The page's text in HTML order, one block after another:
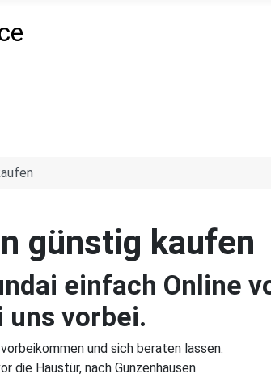
günstig kaufen
einfach Online
uns vorbei.
und sich beraten lassen.
die Haustür, nach Gunzenhausen.